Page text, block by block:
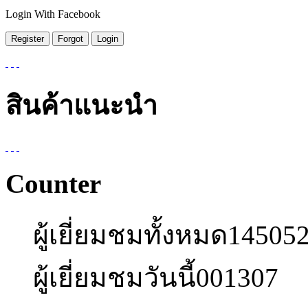
Login With Facebook
สินค้าแนะนำ
Counter
ผู้เยี่ยมชมทั้งหมด
ผู้เยี่ยมชมวันนี้001307